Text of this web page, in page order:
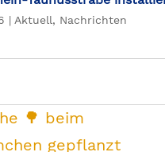
| Aktuell, Nachrichten